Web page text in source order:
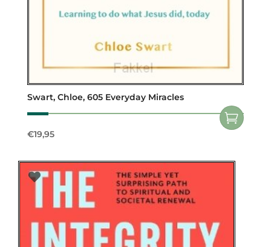
Swart, Chloe, 605 Everyday Miracles
€19,95